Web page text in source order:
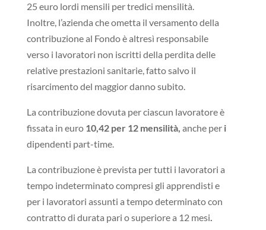
25 euro lordi mensili per tredici mensilità.
Inoltre, l’azienda che ometta il versamento della
contribuzione al Fondo è altresì responsabile
verso i lavoratori non iscritti della perdita delle
relative prestazioni sanitarie, fatto salvo il
risarcimento del maggior danno subito.
La contribuzione dovuta per ciascun lavoratore è
fissata in euro 10,42 per 12 mensilità, anche peri
dipendenti part-time.
La contribuzione è prevista per tutti i lavoratori a
tempo indeterminato compresi gli apprendisti e
per i lavoratori assunti a tempo determinato con
contratto di durata pari o superiore a 12 mesi.